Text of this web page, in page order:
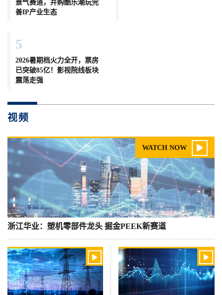
景气赛道，并购酷乐潮玩完
善IP产业生态
5
2026暑期档火力全开，票房
已突破85亿！影视院线板块
震荡走强
视频
WATCH NOW 
浙江华业：塑机零部件龙头 掘金PEEK新赛道
 